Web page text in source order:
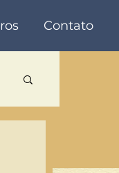
Contato